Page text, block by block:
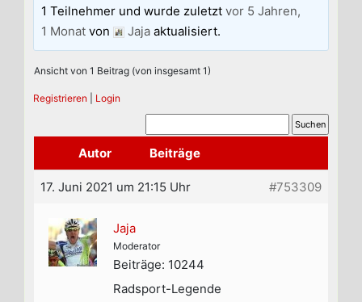
1 Teilnehmer und wurde zuletztvor 5 Jahren,
1 Monat von Jaja aktualisiert.
Ansicht von 1 Beitrag (von insgesamt 1)
Registrieren Login
Autor Beiträge
17. Juni 2021 um 21:15 Uhr #753309
Jaja
Moderator
Beiträge: 10244
Radsport-Legende